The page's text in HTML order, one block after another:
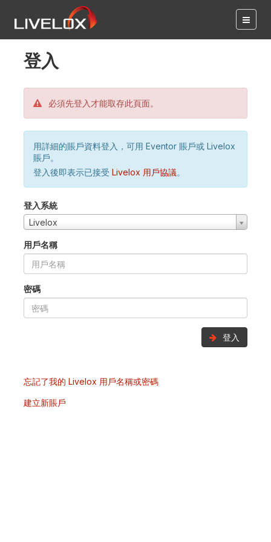
登入
必須先登入才能取存此頁面。
用詳細的賬戶資料登入，可用 Eventor 賬戶或 Livelox
賬戶。
登入後即表示已接受 Livelox 用戶協議。
登入系統
Livelox
用戶名稱
密碼
登入
忘記了我的 Livelox 用戶名稱或密碼
建立新賬戶